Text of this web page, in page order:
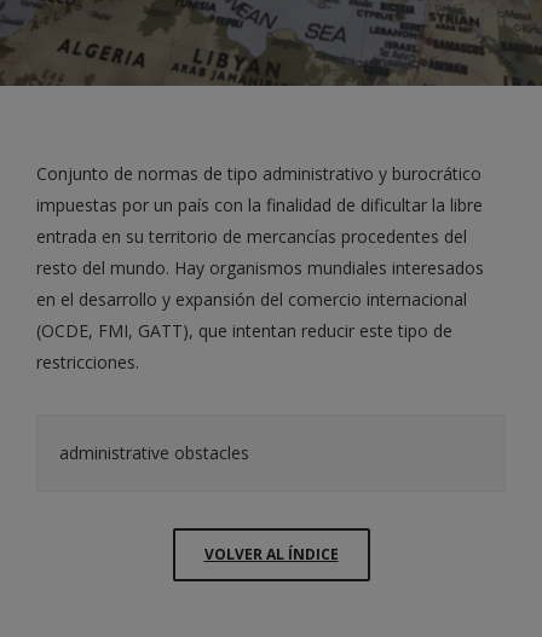
Conjunto de normas de tipo administrativo y burocrático
impuestas por un país con la finalidad de dificultar la libre
entrada en su territorio de mercancías procedentes del
resto del mundo. Hay organismos mundiales interesados
en el desarrollo y expansión del comercio internacional
(OCDE, FMI, GATT), que intentan reducir este tipo de
restricciones.
administrative obstacles
VOLVER AL ÍNDICE